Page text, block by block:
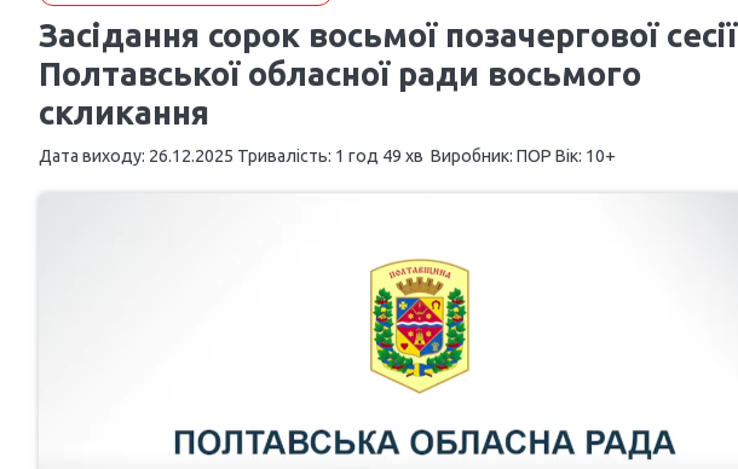
Засідання сорок восьмої позачергової сесії
Полтавської обласної ради восьмого
скликання
Дата виходу: 26.12.2025 Тривалість: 1 год 49 хв Виробник: ПОР Вік: 10+